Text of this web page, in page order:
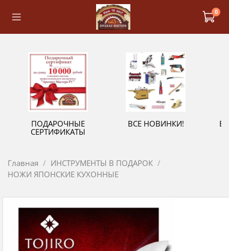
0
ПОДАРОЧНЫЕ
СЕРТИФИКАТЫ
ВСЕ НОВИНКИ!
Главная
ИНСТРУМЕНТЫ В ПОДАРОК
НОЖИ ЯПОНСКИЕ КУХОННЫЕ